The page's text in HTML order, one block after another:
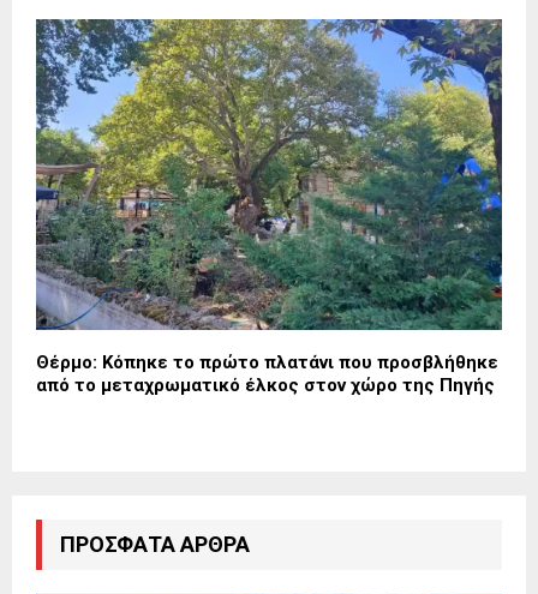
Θέρμο: Κόπηκε το πρώτο πλατάνι που προσβλήθηκε
από το μεταχρωματικό έλκος στον χώρο της Πηγής
ΠΡΌΣΦΑΤΑ ΆΡΘΡΑ